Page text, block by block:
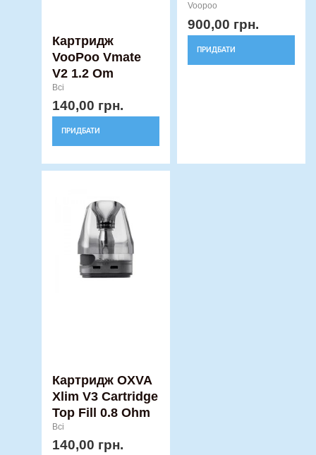
Картридж
VooPoo Vmate
V2 1.2 Om
Всі
140,00 грн.
ПРИДБАТИ
Voopoo
900,00 грн.
ПРИДБАТИ
сторінці
товару
Картридж OXVA
Xlim V3 Cartridge
Top Fill 0.8 Ohm
Всі
140,00 грн.